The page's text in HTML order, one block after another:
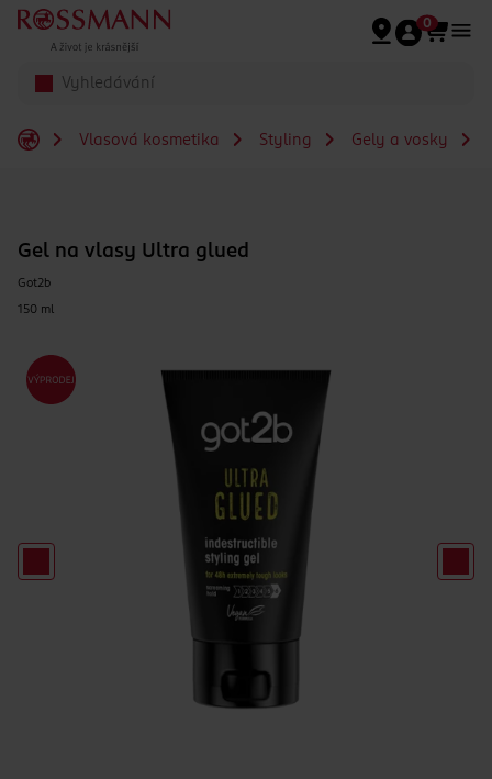
Přeskočit na hlavmní obsah
0
Vlasová kosmetika Styling Gely a vosky
Gel na vlasy Ultra glued
Got2b
150 ml